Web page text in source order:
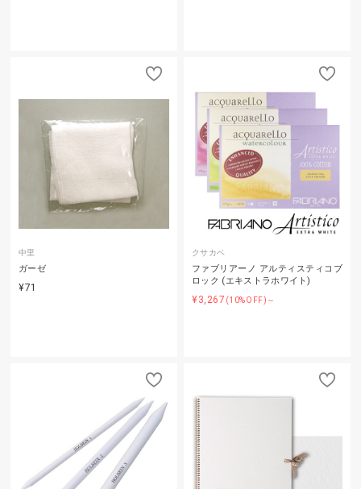
中里
ガーゼ
¥71
クサカベ
ファブリアーノ アルティスティコブ
ロック (エキストラホワイト)
¥3,267 (10%OFF)～